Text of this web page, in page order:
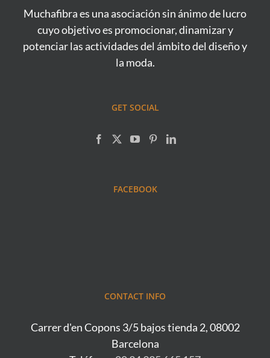
Muchafibra es una asociación sin ánimo de lucro
cuyo objetivo es promocionar, dinamizar y
potenciar las actividades del ámbito del diseño y
la moda.
GET SOCIAL
FACEBOOK
CONTACT INFO
Carrer d'en Copons 3/5 bajos tienda 2, 08002
Barcelona